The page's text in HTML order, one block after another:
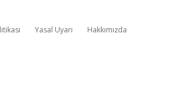
Yasal Uyarı Hakkımızda